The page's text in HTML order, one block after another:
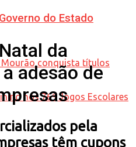
do Estado
da
adesão de
pela
têm cupons